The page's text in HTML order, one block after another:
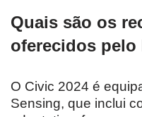
Quais são os
oferecidos pelo
O Civic 2024 é
Sensing, que inclui